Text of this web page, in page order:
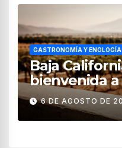
GASTRONOMÍA Y ENOLOGÍA
Baja
bienvenida
vendimia
6 DE AGOSTO DE